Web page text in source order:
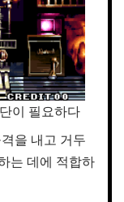
이 필요하다
을 내고 거두
는 데에 적합하